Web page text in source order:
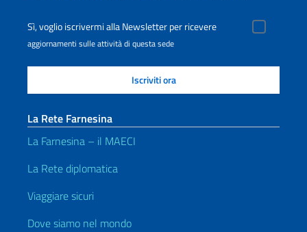
Sì, voglio iscrivermi alla Newsletter per ricevere
aggiornamenti sulle attività di questa sede
La Rete Farnesina
La Farnesina – il MAECI
La Rete diplomatica
Viaggiare sicuri
Dove siamo nel mondo